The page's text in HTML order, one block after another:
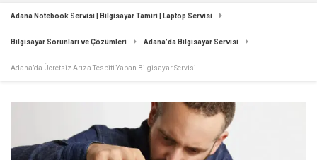
Adana Notebook Servisi | Bilgisayar Tamiri | Laptop Servisi
Bilgisayar Sorunları ve Çözümleri Adana’da Bilgisayar Servisi
Adana’da Ücretsiz Arıza Tespiti Yapan Bilgisayar Servisi